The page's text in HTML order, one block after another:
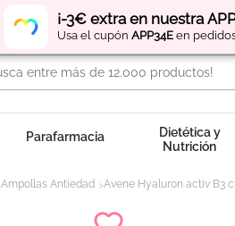
¡-3€ extra en nuestra
Usa el cupón APP34E en
Regístratey
Parafarmacia
Dietética y
Nutrición
Ampollas Antiedad Avene Hyaluron activ B3